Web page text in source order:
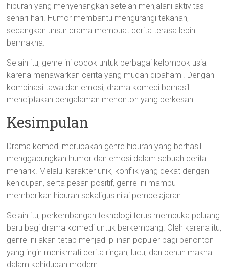
hiburan yang menyenangkan setelah menjalani aktivitas
sehari-hari. Humor membantu mengurangi tekanan,
sedangkan unsur drama membuat cerita terasa lebih
bermakna.
Selain itu, genre ini cocok untuk berbagai kelompok usia
karena menawarkan cerita yang mudah dipahami. Dengan
kombinasi tawa dan emosi, drama komedi berhasil
menciptakan pengalaman menonton yang berkesan.
Kesimpulan
Drama komedi merupakan genre hiburan yang berhasil
menggabungkan humor dan emosi dalam sebuah cerita
menarik. Melalui karakter unik, konflik yang dekat dengan
kehidupan, serta pesan positif, genre ini mampu
memberikan hiburan sekaligus nilai pembelajaran.
Selain itu, perkembangan teknologi terus membuka peluang
baru bagi drama komedi untuk berkembang. Oleh karena itu,
genre ini akan tetap menjadi pilihan populer bagi penonton
yang ingin menikmati cerita ringan, lucu, dan penuh makna
dalam kehidupan modern.